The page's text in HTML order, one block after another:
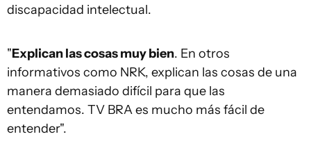
discapacidad intelectual.
"Explican las cosas muy bien. En otros
informativos como NRK, explican las cosas de una
manera demasiado difícil para que las
entendamos. TV BRA es mucho más fácil de
entender".